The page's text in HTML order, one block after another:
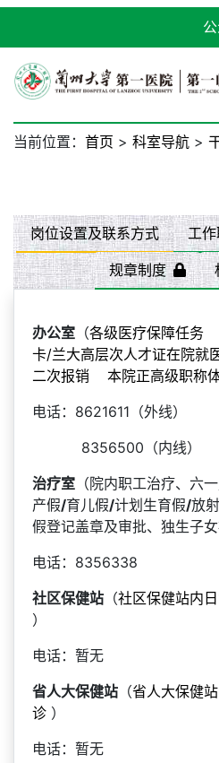
当前位置： 首页 > 科室导航 >
岗位设置及联系方式 工
规章制度
办公室 （各级医疗保障任务
卡/兰大高层次人才证在院
二次报销 本院正高级职称
电话：8621611（外线）
8356500（内线）
治疗室 （院内职工治疗、六
产假/育儿假/计划生育假/放
假登记盖章及审批、独生子女
电话：8356338
社区保健站 （社区保健站内
）
电话：暂无
省人大保健站 （省人大保健
诊 ）
电话：暂无